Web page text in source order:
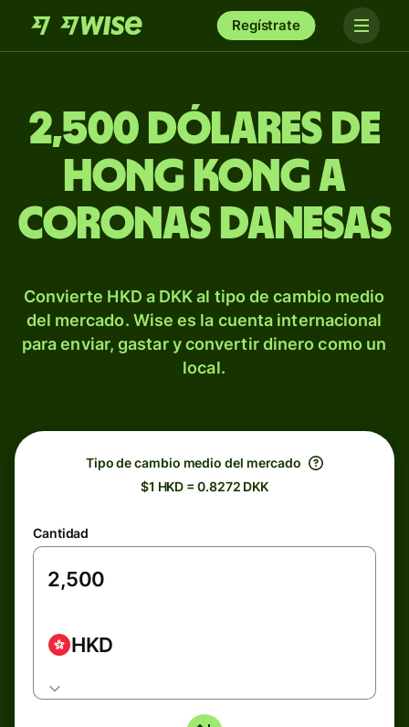
Regístrate
2,500 dólares de
Hong Kong a
coronas danesas
Convierte HKD a DKK al tipo de cambio medio
del mercado. Wise es la cuenta internacional
para enviar, gastar y convertir dinero como un
local.
Tipo de cambio medio del mercado
$1 HKD = 0.8272 DKK
Cantidad
HKD